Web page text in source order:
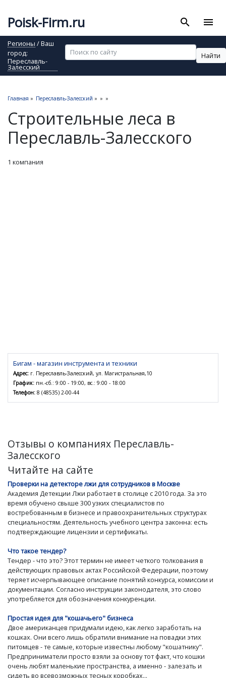
Poisk-Firm.ru search menu
Регионы / Ваш
город:
Переславль-
Залесский
Найти
Главная » Переславль-Залесский » » »
Строительные леса в
Переславль-Залесского
1 компания
Бигам - магазин инструмента и техники
Адрес: г. Переславль-Залесский, ул. Магистральная,10
График: пн.-сб.: 9:00 - 19:00, вс.: 9:00 - 18:00
Телефон: 8 (48535) 2-00-44
Отзывы о компаниях Переславль-
Залесского
Читайте на сайте
Проверки на детекторе лжи для сотрудников в Москве
Академия Детекции Лжи работает в столице с 2010 года. За это
время обучено свыше 300 узких специалистов по
востребованным в бизнесе и правоохранительных структурах
специальностям. Деятельность учебного центра законна: есть
подтверждающие лицензии и сертификаты.
Что такое тендер?
Тендер - что это? Этот термин не имеет четкого толкования в
действующих правовых актах Российской Федерации, поэтому
теряет исчерпывающее описание понятий конкурса, комиссии и
документации. Согласно инструкции законодателя, это слово
употребляется для обозначения конкуренции.
Простая идея для "кошачьего" бизнеса
Двое американцев придумали идею, как легко заработать на
кошках. Они всего лишь обратили внимание на повадки этих
питомцев - те самые, которые известны любому "кошатнику".
Предприниматели просто взяли за основу тот факт, что кошки
очень любят маленькие пространства, а именно - залезать и
сидеть во всевозможных тесных коробках...